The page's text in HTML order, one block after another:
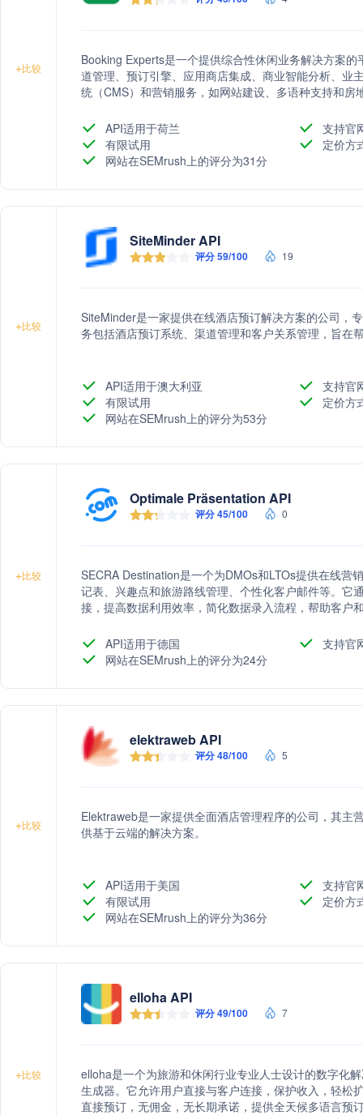
+比较
Booking Experts是一个提供综合性休闲业务解决方案
道管理、预订引擎、应用商店集成、商业智能分析、业
统（CMS）和营销服务，如网站建设、多语种支持和
API适用于荷兰
支持官
有限试用
定价方
网站在SEMrush上的评分为31分
+比较
SiteMinder API
评分 59/100 19
SiteMinder是一家提供在线酒店预订解决方案的公司，
务包括酒店预订系统、渠道管理和客户关系管理，旨在
API适用于澳大利亚
支持官
有限试用
定价方
网站在SEMrush上的评分为53分
+比较
Optimale Präsentation API
评分 45/100 0
SECRA Destination是一个为DMOs和LTOs提供在线营
记表、兴趣点和旅游路线管理、个性化客户邮件等。它
接，提高数据利用效率，简化数据录入流程，帮助客户
API适用于德国
支持官
网站在SEMrush上的评分为24分
+比较
elektraweb API
评分 48/100 5
Elektraweb是一家提供全面酒店管理程序的公司，其主
供基于云端的解决方案。
API适用于美国
支持官
有限试用
定价方
网站在SEMrush上的评分为36分
+比较
elloha API
评分 49/100 7
elloha是一个为旅游和休闲行业专业人士设计的数字化
生成器。它允许用户直接与客户连接，保护收入，轻松
直接预订，无佣金，无长期承诺，提供全天候多语言预